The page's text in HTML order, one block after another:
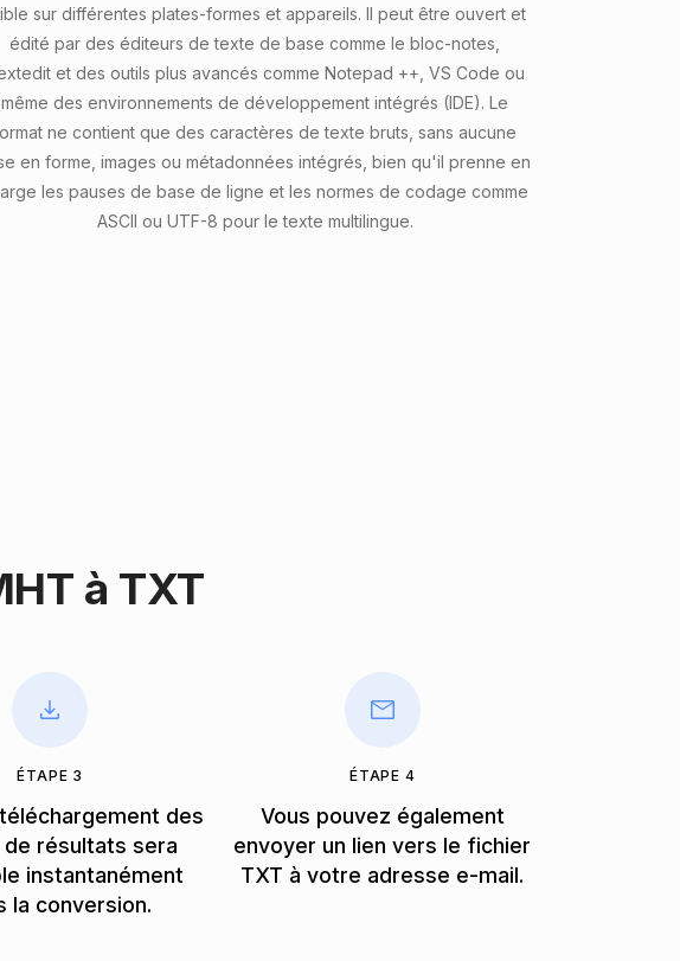
sur différentes plates-formes et appareils. Il peut être ouvert et
édité par des éditeurs de texte de base comme le bloc-notes,
et des outils plus avancés comme Notepad ++, VS Code ou
même des environnements de développement intégrés (IDE). Le
ne contient que des caractères de texte bruts, sans aucune
en forme, images ou métadonnées intégrés, bien qu'il prenne en
les pauses de base de ligne et les normes de codage comme
ASCII ou UTF-8 pour le texte multilingue.
à TXT
ÉTAPE 3
des
résultats sera
instantanément
la conversion.
ÉTAPE 4
Vous pouvez également
envoyer un lien vers le fichier
TXT à votre adresse e-mail.